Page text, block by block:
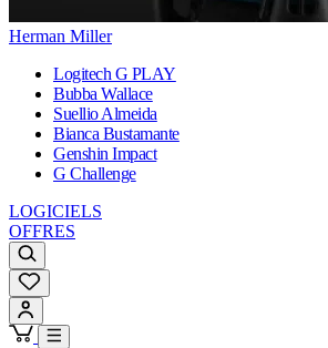
Herman Miller
Logitech G PLAY
Bubba Wallace
Suellio Almeida
Bianca Bustamante
Genshin Impact
G Challenge
LOGICIELS
OFFRES